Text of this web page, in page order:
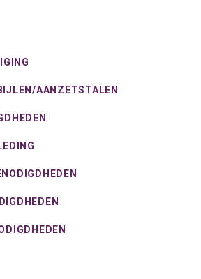
AANZETSTALEN